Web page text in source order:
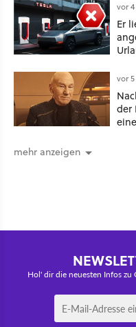
vor
Er
vor
der
mehr anzeigen
Hol' dir die neuesten Infos zu